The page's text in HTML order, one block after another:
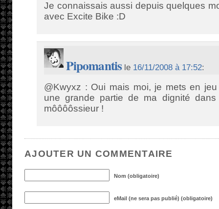
Je connaissais aussi depuis quelques
avec Excite Bike :D
Pipomantisle 16/11/2008 à 17:52:
@Kwyxz : Oui mais moi, je mets en
une grande partie de ma dignité dans
môôôôssieur !
AJOUTER UN COMMENTAIRE
Nom (obligatoire)
eMail (ne sera pas publié) (obligatoire)